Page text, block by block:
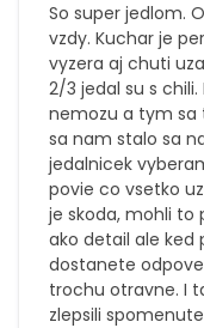
So super jedlom.
vzdy. Kuchar je
vyzera aj chuti
2/3 jedal su s
nemozu a tym sa
sa nam stalo sa
jedalnicek
povie co vsetko
je skoda, mohli to
ako detail ale ked
dostanete
trochu otravne. I
zlepsili